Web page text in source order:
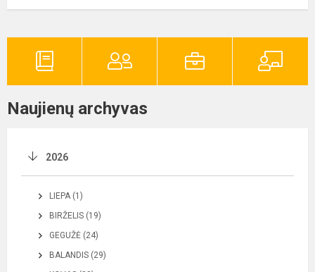
Naujienų archyvas
2026
LIEPA (1)
BIRŽELIS (19)
GEGUŽĖ (24)
BALANDIS (29)